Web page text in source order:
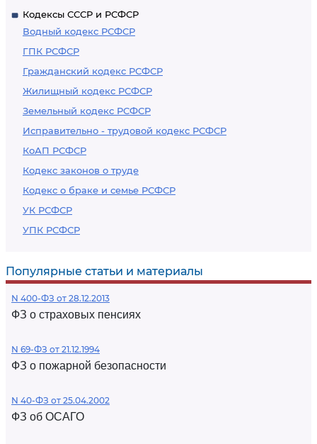
Кодексы СССР и РСФСР
Водный кодекс РСФСР
ГПК РСФСР
Гражданский кодекс РСФСР
Жилищный кодекс РСФСР
Земельный кодекс РСФСР
Исправительно - трудовой кодекс РСФСР
КоАП РСФСР
Кодекс законов о труде
Кодекс о браке и семье РСФСР
УК РСФСР
УПК РСФСР
Популярные статьи и материалы
N 400-ФЗ от 28.12.2013
ФЗ о страховых пенсиях
N 69-ФЗ от 21.12.1994
ФЗ о пожарной безопасности
N 40-ФЗ от 25.04.2002
ФЗ об ОСАГО